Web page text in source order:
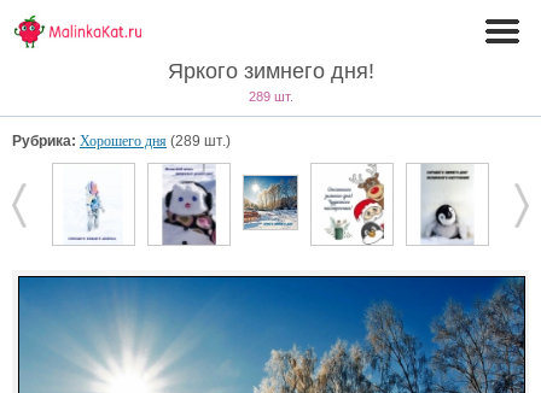
Яркого зимнего дня!
289 шт.
Рубрика: Хорошего дня (289 шт.)